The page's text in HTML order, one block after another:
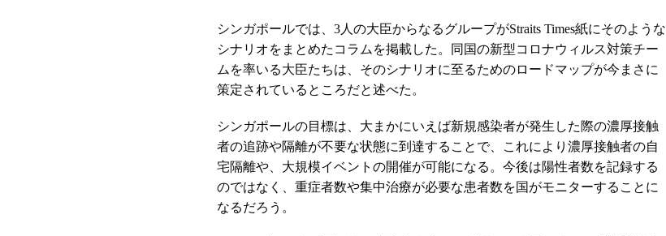
シンガポールでは、3人の大臣からなるグループがStraits Times紙にそのような
シナリオをまとめたコラムを掲載した。同国の新型コロナウィルス対策チー
ムを率いる大臣たちは、そのシナリオに至るためのロードマップが今まさに
策定されているところだと述べた。
シンガポールの目標は、大まかにいえば新規感染者が発生した際の濃厚接触
者の追跡や隔離が不要な状態に到達することで、これにより濃厚接触者の自
宅隔離や、大規模イベントの開催が可能になる。今後は陽性者数を記録する
のではなく、重症者数や集中治療が必要な患者数を国がモニターすることに
なるだろう。